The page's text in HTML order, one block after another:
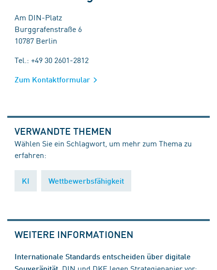
Am DIN-Platz
Burggrafenstraße 6
10787 Berlin
Tel.: +49 30 2601-2812
Zum Kontaktformular
VERWANDTE THEMEN
Wählen Sie ein Schlagwort, um mehr zum Thema zu
erfahren:
KI Wettbewerbsfähigkeit
WEITERE INFORMATIONEN
Internationale Standards entscheiden über digitale
Souveränität. DIN und DKE legen Strategiepapier vor: